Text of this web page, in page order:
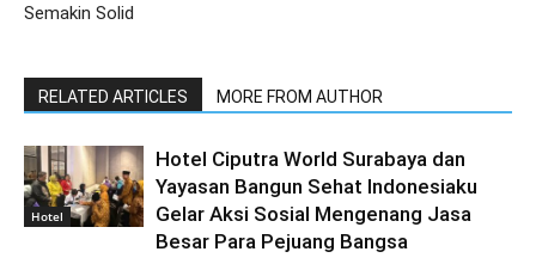
Semakin Solid
RELATED ARTICLES MORE FROM AUTHOR
Hotel
Hotel Ciputra World Surabaya dan
Yayasan Bangun Sehat Indonesiaku
Gelar Aksi Sosial Mengenang Jasa
Besar Para Pejuang Bangsa